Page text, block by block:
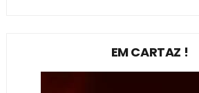
EM CARTAZ !